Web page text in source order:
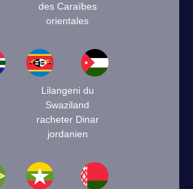
des Caraïbes
orientales
Lilangeni du
Swaziland
racheter Dinar
jordanien